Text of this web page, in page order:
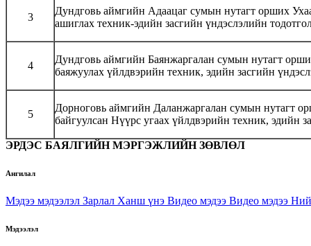
3
Дундговь аймгийн Адаацаг сумын нутагт орших
ашиглах техник-эдийн засгийн үндэслэлийн
4
Дундговь аймгийн Баянжаргалан сумын нутагт
баяжуулах үйлдвэрийн техник, эдийн засгийн
5
Дорноговь аймгийн Даланжаргалан сумын нутагт
байгуулсан Нүүрс угаах үйлдвэрийн техник, эдийн
ЭРДЭС БАЯЛГИЙН МЭРГЭЖЛИЙН ЗӨВЛӨЛ
Ангилал
Мэдээ мэдээлэл Зарлал Ханш үнэ Видео мэдээ Видео мэдээ
Мэдээлэл